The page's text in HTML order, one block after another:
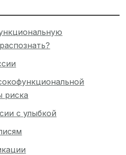
риска
с улыбкой